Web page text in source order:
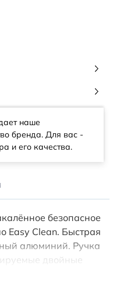
наше
бренда. Для вас -
и его качества.
безопасное
Easy Clean. Быстрая
алюминий. Ручка
двойные
открывания